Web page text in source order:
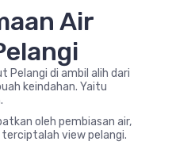
Air
Pelangi di ambil alih dari
keindahan. Yaitu
oleh pembiasan air,
view pelangi.